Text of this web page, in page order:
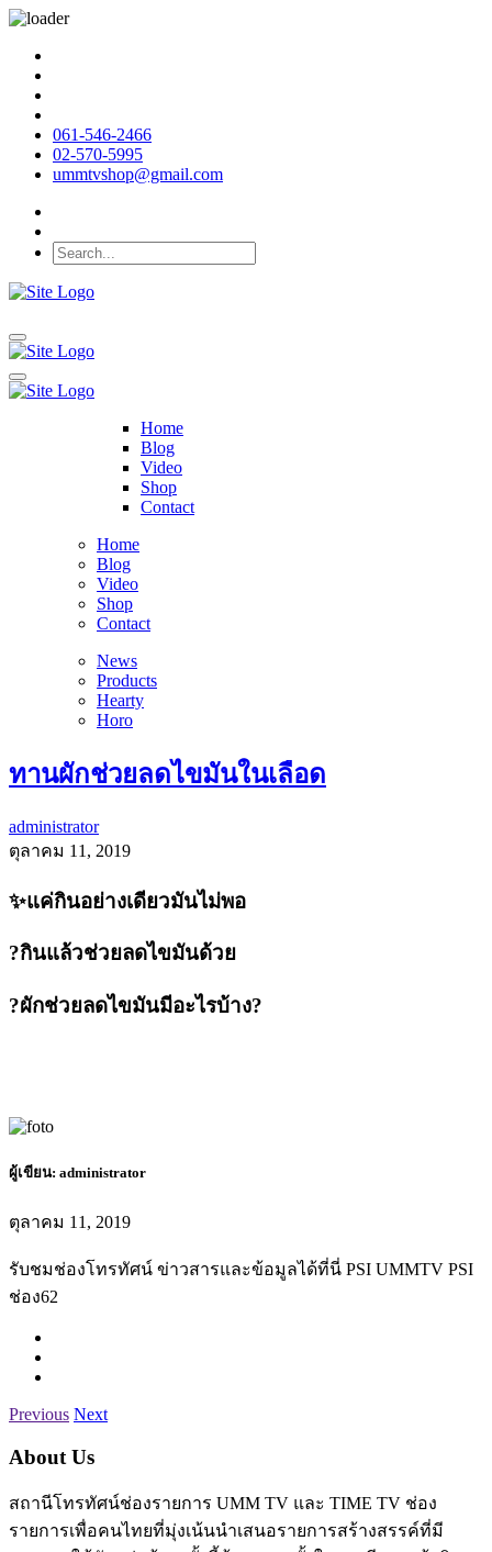
061-546-2466
02-570-5995
ummtvshop@gmail.com
Home
Blog
Video
Shop
Contact
Home
Blog
Video
Shop
Contact
News
Products
Hearty
Horo
ทานผักช่วยลดไขมันในเลือด
administrator
ตุลาคม 11, 2019
✨แค่กินอย่างเดียวมันไม่พอ
?กินแล้วช่วยลดไขมันด้วย
?ผักช่วยลดไขมันมีอะไรบ้าง?
ผู้เขียน: administrator
ตุลาคม 11, 2019
รับชมช่องโทรทัศน์ ข่าวสารและข้อมูลได้ที่นี่ PSI UMMTV PSI
ช่อง62
Previous Next
About Us
สถานีโทรทัศน์ช่องรายการ UMM TV และ TIME TV ช่อง
รายการเพื่อคนไทยที่มุ่งเน้นนำเสนอรายการสร้างสรรค์ที่มี